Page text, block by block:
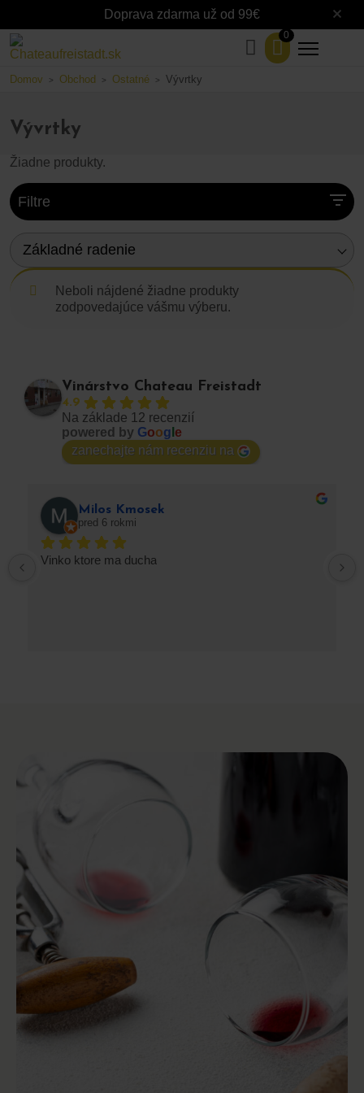
Doprava zdarma už od 99€
0
Domov > Obchod > Ostatné > Vývrtky
Vývrtky
Žiadne produkty.
Filtre
Základné radenie
Neboli nájdené žiadne produkty
zodpovedajúce vášmu výberu.
Vinárstvo Chateau Freistadt
4.9
Na základe 12 recenzií
powered by Goog e
zanechajte nám recenziu na
Milos Kmosek
pred 6 rokmi
Vinko ktore ma ducha